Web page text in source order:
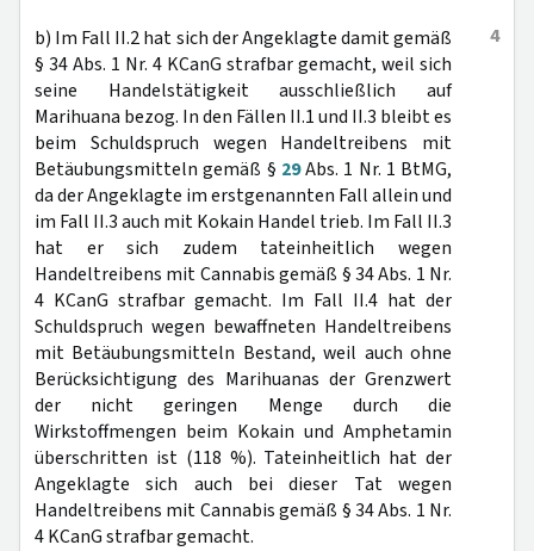
4
b) Im Fall II.2 hat sich der Angeklagte damit gemäß
§ 34 Abs. 1 Nr. 4 KCanG strafbar gemacht, weil sich
seine Handelstätigkeit ausschließlich auf
Marihuana bezog. In den Fällen II.1 und II.3 bleibt es
beim Schuldspruch wegen Handeltreibens mit
Betäubungsmitteln gemäß § 29Abs. 1 Nr. 1 BtMG,
da der Angeklagte im erstgenannten Fall allein und
im Fall II.3 auch mit Kokain Handel trieb. Im Fall II.3
hat er sich zudem tateinheitlich wegen
Handeltreibens mit Cannabis gemäß § 34 Abs. 1 Nr.
4 KCanG strafbar gemacht. Im Fall II.4 hat der
Schuldspruch wegen bewaffneten Handeltreibens
mit Betäubungsmitteln Bestand, weil auch ohne
Berücksichtigung des Marihuanas der Grenzwert
der nicht geringen Menge durch die
Wirkstoffmengen beim Kokain und Amphetamin
überschritten ist (118 %). Tateinheitlich hat der
Angeklagte sich auch bei dieser Tat wegen
Handeltreibens mit Cannabis gemäß § 34 Abs. 1 Nr.
4 KCanG strafbar gemacht.